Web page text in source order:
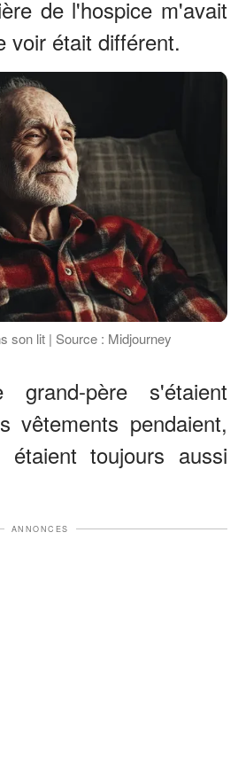
de l'hospice m'avait
voir était différent.
son lit | Source : Midjourney
père s'étaient
vêtements pendaient,
toujours aussi
ANNONCES